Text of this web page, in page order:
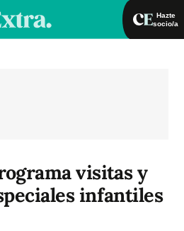
Hazte
socio/a
visitas y
infantiles